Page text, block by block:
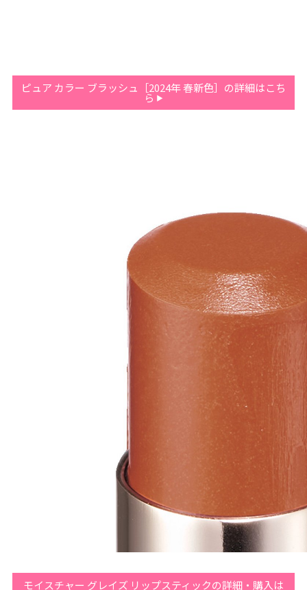
ピュア カラー ブラッシュ［2024年 春新色］の詳細はこち
ら
モイスチャー グレイズ リップスティックの詳細・購入は